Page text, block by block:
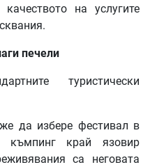
на услугите
печели
туристически
да избере фестивал в
къмпинг край язовир
са неговата